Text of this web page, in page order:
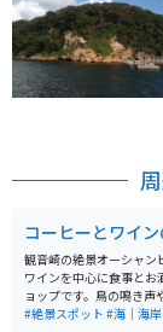
コーヒーとワイ
観音崎の絶景オーシャン
ワインを中心に食事とお
ョップです。鳥の鳴き
る素晴らしい街で、コー
#絶景スポット #海｜海